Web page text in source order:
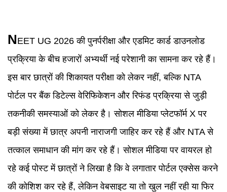
NEET UG 2026 की पुनर्परीक्षा और एडमिट कार्ड डाउनलोड
प्रक्रिया के बीच हजारों अभ्यर्थी नई परेशानी का सामना कर रहे हैं।
इस बार छात्रों की शिकायत परीक्षा को लेकर नहीं, बल्कि NTA
पोर्टल पर बैंक डिटेल्स वेरिफिकेशन और रिफंड प्रक्रिया से जुड़ी
तकनीकी समस्याओं को लेकर है। सोशल मीडिया प्लेटफॉर्म X पर
बड़ी संख्या में छात्र अपनी नाराजगी जाहिर कर रहे हैं और NTA से
तत्काल समाधान की मांग कर रहे हैं। सोशल मीडिया पर वायरल हो
रहे कई पोस्ट में छात्रों ने लिखा है कि वे लगातार पोर्टल एक्सेस करने
की कोशिश कर रहे हैं, लेकिन वेबसाइट या तो खुल नहीं रही या फिर